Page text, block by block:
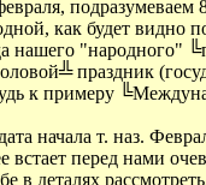
как будет видно
нашего "народного"
праздник
к примеру
начала т. наз.
встает перед нами
в деталях